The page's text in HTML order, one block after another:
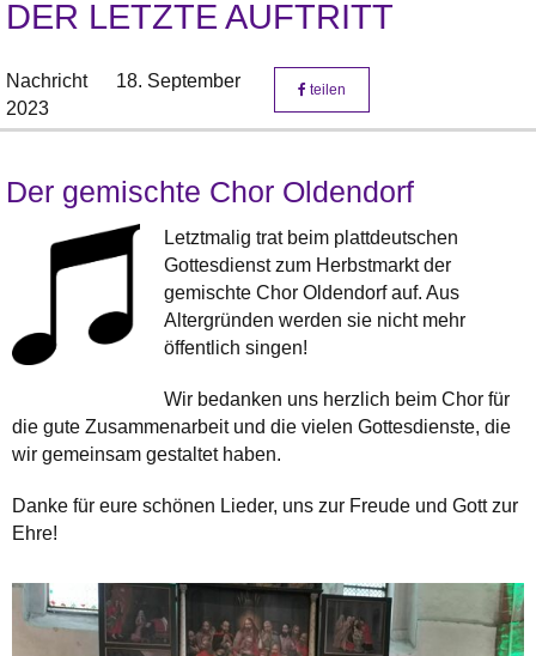
DER LETZTE AUFTRITT
Nachricht
18. September
2023
teilen
Der gemischte Chor Oldendorf
Letztmalig trat beim plattdeutschen
Gottesdienst zum Herbstmarkt der
gemischte Chor Oldendorf auf. Aus
Altergründen werden sie nicht mehr
öffentlich singen!
Wir bedanken uns herzlich beim Chor für
die gute Zusammenarbeit und die vielen Gottesdienste, die
wir gemeinsam gestaltet haben.
Danke für eure schönen Lieder, uns zur Freude und Gott zur
Ehre!